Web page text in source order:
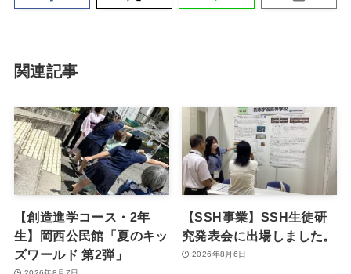
関連記事
【創造進学コース・2年
生】岡西公民館「夏のキッ
ズワールド 第2弾」
【SSH事業】SSH生徒研
究発表会に出場しました。
2026年8月6日